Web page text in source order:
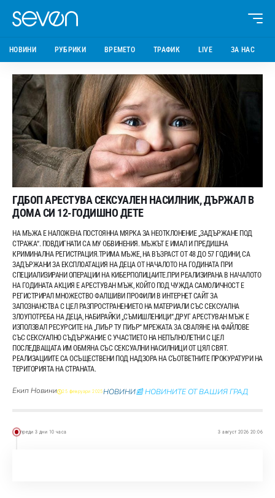
НОВИНИ РУБРИКИ ВРЕМЕТО ТРАФИК LIVE ЗА НАС
ГДБОП АРЕСТУВА СЕКСУАЛЕН НАСИЛНИК, ДЪРЖАЛ В
ДОМА СИ 12-ГОДИШНО ДЕТЕ
НА МЪЖА Е НАЛОЖЕНА ПОСТОЯННА МЯРКА ЗА НЕОТКЛОНЕНИЕ „ЗАДЪРЖАНЕ ПОД
СТРАЖА“. ПОВДИГНАТИ СА МУ ОБВИНЕНИЯ. МЪЖЪТ Е ИМАЛ И ПРЕДИШНА
КРИМИНАЛНА РЕГИСТРАЦИЯ.ТРИМА МЪЖЕ, НА ВЪЗРАСТ ОТ 48 ДО 57 ГОДИНИ, СА
ЗАДЪРЖАНИ ЗА ЕКСПЛОАТАЦИЯ НА ДЕЦА ОТ НАЧАЛОТО НА ГОДИНАТА ПРИ
СПЕЦИАЛИЗИРАНИ ОПЕРАЦИИ НА КИБЕРПОЛИЦАИТЕ.ПРИ РЕАЛИЗИРАНА В НАЧАЛОТО
НА ГОДИНАТА АКЦИЯ Е АРЕСТУВАН МЪЖ, КОЙТО ПОД ЧУЖДА САМОЛИЧНОСТ Е
РЕГИСТРИРАЛ МНОЖЕСТВО ФАЛШИВИ ПРОФИЛИ В ИНТЕРНЕТ САЙТ ЗА
ЗАПОЗНАНСТВА С ЦЕЛ РАЗПРОСТРАНЕНИЕТО НА МАТЕРИАЛИ СЪС СЕКСУАЛНА
ЗЛОУПОТРЕБА НА ДЕЦА, НАБИРАЙКИ „СЪМИШЛЕНИЦИ“.ДРУГ АРЕСТУВАН МЪЖ Е
ИЗПОЛЗВАЛ РЕСУРСИТЕ НА „ПИЪР ТУ ПИЪР“ МРЕЖАТА ЗА СВАЛЯНЕ НА ФАЙЛОВЕ
СЪС СЕКСУАЛНО СЪДЪРЖАНИЕ С УЧАСТИЕТО НА НЕПЪЛНОЛЕТНИ С ЦЕЛ
ПОСЛЕДВАЩАТА ИМ ОБМЯНА СЪС СЕКСУАЛНИ НАСИЛНИЦИ ОТ ЦЯЛ СВЯТ.
РЕАЛИЗАЦИИТЕ СА ОСЪЩЕСТВЕНИ ПОД НАДЗОРА НА СЪОТВЕТНИТЕ ПРОКУРАТУРИ НА
ТЕРИТОРИЯТА НА СТРАНАТА.
Екип Новини 25 февруари 2025НОВИНИ📰 НОВИНИТЕ ОТ ВАШИЯ ГРАД
преди 3 дни 10 часа 3 август 2026 20:06